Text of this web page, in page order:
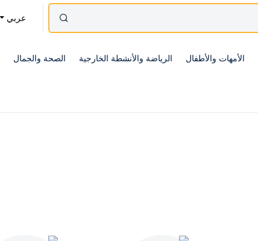
عربي
الأمهات والأطفال الرياضة والأنشطة الخارجية الصحة والجمال